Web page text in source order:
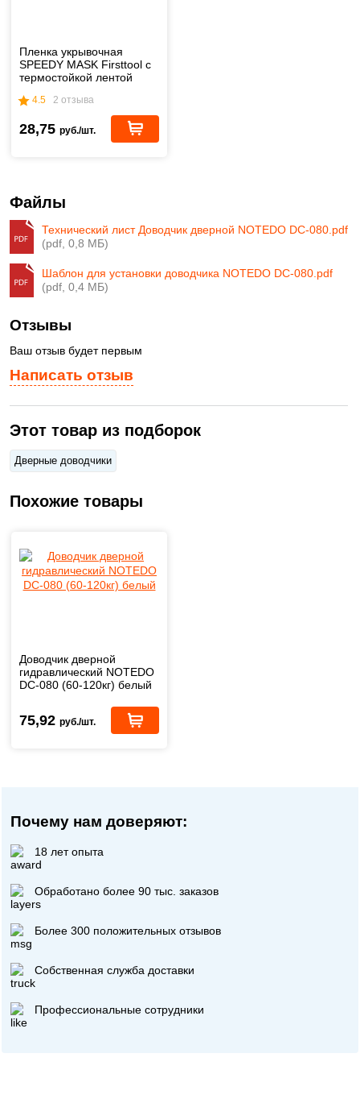
Пленка укрывочная
SPEEDY MASK Firsttool с
термостойкой лентой
4.5 2 отзыва
28,75 руб./шт.
Файлы
Технический лист Доводчик дверной NOTEDO DC-080.pdf
(pdf, 0,8 МБ)
Шаблон для установки доводчика NOTEDO DC-080.pdf
(pdf, 0,4 МБ)
Написать отзыв
Отзывы
Ваш отзыв будет первым
Этот товар из подборок
Дверные доводчики
Похожие товары
Доводчик дверной
гидравлический NOTEDO
DC-080 (60-120кг) белый
75,92 руб./шт.
Почему нам доверяют:
18 лет опыта
Обработано более 90 тыс. заказов
Более 300 положительных отзывов
Собственная служба доставки
Профессиональные сотрудники